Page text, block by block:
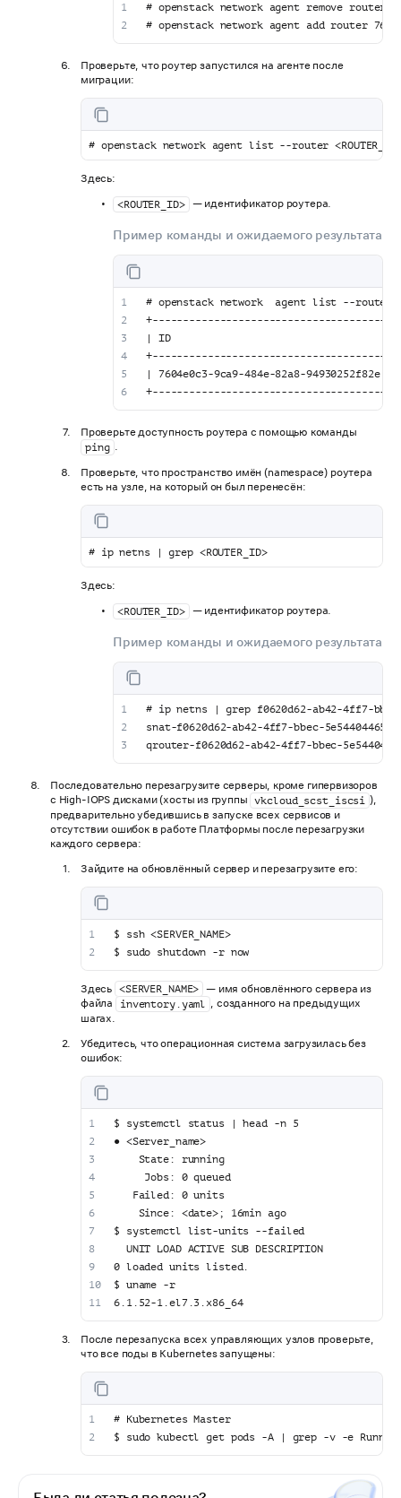
# openstack network agent remove router
# openstack network agent add router
Проверьте, что роутер запустился на агенте после
миграции:
# openstack network agent list --router
Здесь:
<ROUTER_ID> — идентификатор роутера.
Пример команды и ожидаемого результата
# openstack network  agent list --router
+--------------------------------------
| ID                                   |
+--------------------------------------
| 7604e0c3-9ca9-484e-82a8-
+--------------------------------------
Проверьте доступность роутера с помощью команды
ping .
Проверьте, что пространство имён (namespace) роутера
есть на узле, на который он был перенесён:
# ip netns | grep <ROUTER_ID>
Здесь:
<ROUTER_ID> — идентификатор роутера.
Пример команды и ожидаемого результата
# ip netns | grep f0620d62-ab42-4ff7-bbec-
snat-f0620d62-ab42-4ff7-bbec-
qrouter-f0620d62-ab42-4ff7-bbec-
Последовательно перезагрузите серверы, кроме гипервизоров
с High-IOPS дисками (хосты из группы vkcloud_scst_iscsi ),
предварительно убедившись в запуске всех сервисов и
отсутствии ошибок в работе Платформы после перезагрузки
каждого сервера:
Зайдите на обновлённый сервер и перезагрузите его:
$ ssh <SERVER_NAME>
$ sudo shutdown -r now
Здесь <SERVER_NAME> — имя обновлённого сервера из
файла
inventory.yaml , созданного на предыдущих
шагах.
Убедитесь, что операционная система загрузилась без
ошибок:
$ systemctl status | head -n 5
● <Server_name>
    State: running
     Jobs: 0 queued
   Failed: 0 units
    Since: <date>; 16min ago
$ systemctl list-units --failed
  UNIT LOAD ACTIVE SUB DESCRIPTION
0 loaded units listed.
$ uname -r
6.1.52-1.el7.3.x86_64
После перезапуска всех управляющих узлов проверьте,
что все поды в Kubernetes запущены:
# Kubernetes Master
$ sudo kubectl get pods -A | grep -v -e